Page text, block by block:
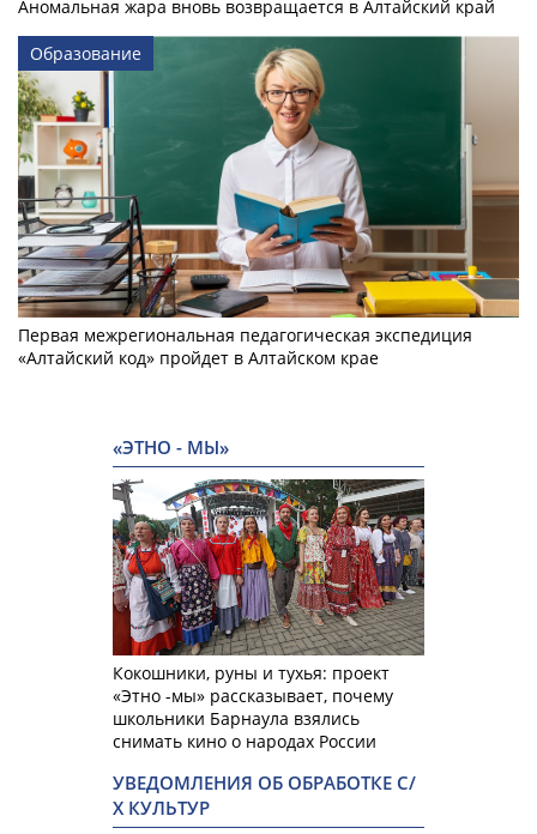
Аномальная жара вновь возвращается в Алтайский край
Образование
Первая межрегиональная педагогическая экспедиция
«Алтайский код» пройдет в Алтайском крае
«ЭТНО - МЫ»
Кокошники, руны и тухья: проект
«Этно -мы» рассказывает, почему
школьники Барнаула взялись
снимать кино о народах России
УВЕДОМЛЕНИЯ ОБ ОБРАБОТКЕ С/
Х КУЛЬТУР